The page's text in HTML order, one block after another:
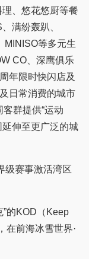
、悠花悠厨等餐
满纷轰趴、
MINISO等多元生
CO、深鹰俱乐
年限时快闪店及
日常消费的城市
群提供“运动
伸至更广泛的城
赛事激活湾区
的KOD（Keep
在前海冰雪世界·